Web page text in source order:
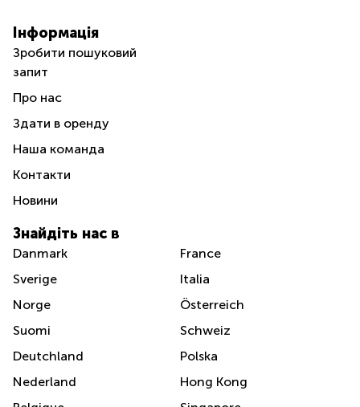
Інформація
Зробити пошуковий
запит
Про нас
Здати в оренду
Наша команда
Контакти
Новини
Знайдіть нас в
Danmark
Sverige
Norge
Suomi
Deutchland
Nederland
France
Italia
Österreich
Schweiz
Polska
Hong Kong